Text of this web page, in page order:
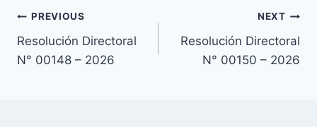
Navegación
de
PREVIOUS
Resolución Directoral
N° 00148 – 2026
NEXT
Resolución Directoral
N° 00150 – 2026